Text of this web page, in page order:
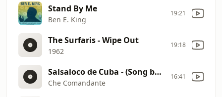
Stand By Me
Ben E. King
19:21
The Surfaris - Wipe Out
1962
19:18
Salsaloco de Cuba - (Song by Carlos Puebla)
Che Comandante
16:41